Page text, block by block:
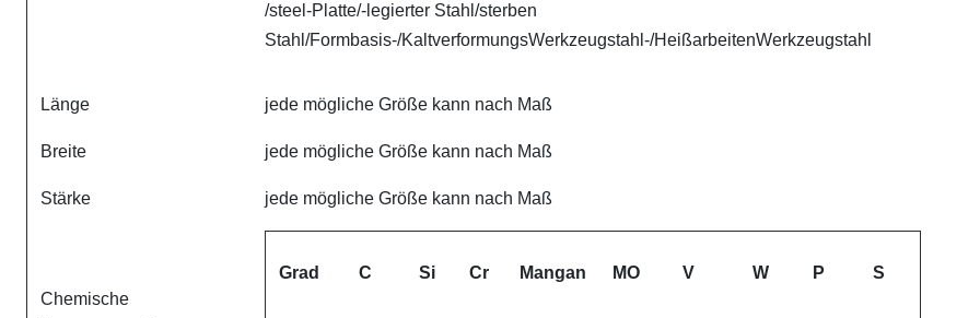
/steel-Platte/-legierter Stahl/sterben
Stahl/Formbasis-/KaltverformungsWerkzeugstahl-/HeißarbeitenWerkzeugstahl
Länge jede mögliche Größe kann nach Maß
Breite jede mögliche Größe kann nach Maß
Stärke jede mögliche Größe kann nach Maß
Chemische
Grad C Si Cr Mangan MO V W P S